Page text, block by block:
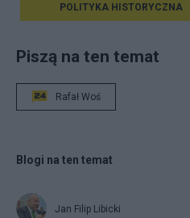
POLITYKA HISTORYCZNA
Piszą na ten temat
Rafał Woś
Blogi na ten temat
Jan Filip Libicki